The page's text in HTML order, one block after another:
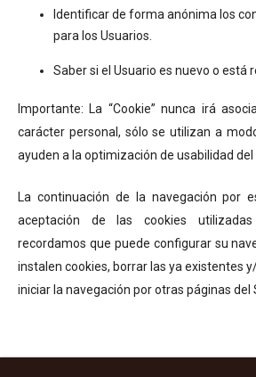
Identificar de forma anónima los
para los Usuarios.
Saber si el Usuario es nuevo o está
Importante: La “Cookie” nunca irá
carácter personal, sólo se utilizan a
ayuden a la optimización de usabilidad del
La continuación de la navegación por
aceptación de las cookies
recordamos que puede configurar su
instalen cookies, borrar las ya existentes
iniciar la navegación por otras páginas del